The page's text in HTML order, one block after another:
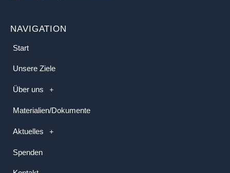
NAVIGATION
Start
Unsere Ziele
Über uns
Materialien/Dokumente
Aktuelles
Spenden